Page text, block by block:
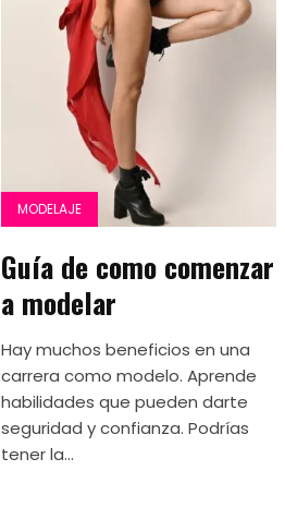
MODELAJE
Guía de como comenzar
a modelar
Hay muchos beneficios en una
carrera como modelo. Aprende
habilidades que pueden darte
seguridad y confianza. Podrías
tener la...